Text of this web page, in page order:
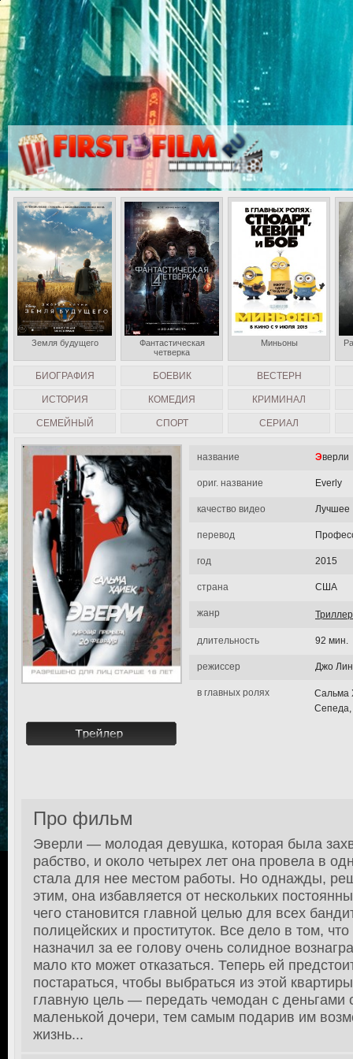
название Эверли
ориг. название Everly
качество видео Лучшее
перевод
год 2015
страна США
жанр Триллер
длительность 92 мин.
режиссер Джо
в главных ролях
Сальма
Сепеда,
Про фильм
Эверли — молодая девушка, которая была
рабство, и около четырех лет она провела в
стала для нее местом работы. Но однажды,
этим, она избавляется от нескольких
чего становится главной целью для всех
полицейских и проституток. Все дело в том,
назначил за ее голову очень солидное
мало кто может отказаться. Теперь ей
постараться, чтобы выбраться из этой
главную цель — передать чемодан с деньгами
маленькой дочери, тем самым подарив им
жизнь...
БИОГРАФИЯ БОЕВИК ВЕСТЕРН
ИСТОРИЯ КОМЕДИЯ КРИМИНАЛ
СЕМЕЙНЫЙ СПОРТ СЕРИАЛ
Земля будущего
Фантастическая
четверка
Миньоны